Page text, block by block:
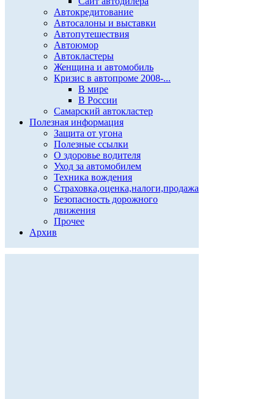
Автокредитование
Автосалоны и выставки
Автопутешествия
Автоюмор
Автокластеры
Женщина и автомобиль
Кризис в автопроме 2008-...
В мире
В России
Самарский автокластер
Полезная информация
Защита от угона
Полезные ссылки
О здоровье водителя
Уход за автомобилем
Техника вождения
Страховка,оценка,налоги,продажа
Безопасность дорожного
движения
Прочее
Архив